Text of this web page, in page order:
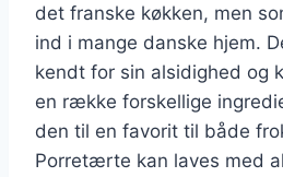
det franske køkken, men
ind i mange danske hjem.
kendt for sin alsidighed og
en række forskellige
den til en favorit til både
Porretærte kan laves med